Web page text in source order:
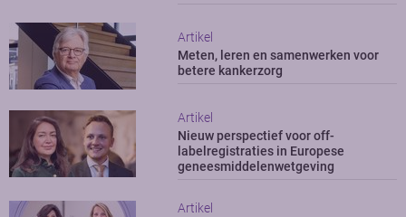
Artikel
Meten, leren en samenwerken voor
betere kankerzorg
Artikel
Nieuw perspectief voor off-
labelregistraties in Europese
geneesmiddelenwetgeving
Artikel